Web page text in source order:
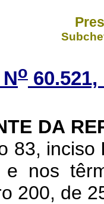
o
DA
83,
e nos
200, de